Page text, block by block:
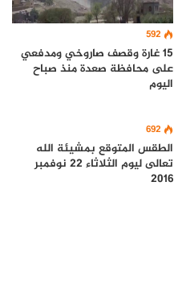
592
15 غارة وقصف صاروخي ومدفعي
على محافظة صعدة منذ صباح
اليوم
692
الطقس المتوقع بمشيئة الله
تعالى ليوم الثلاثاء 22 نوفمبر
2016